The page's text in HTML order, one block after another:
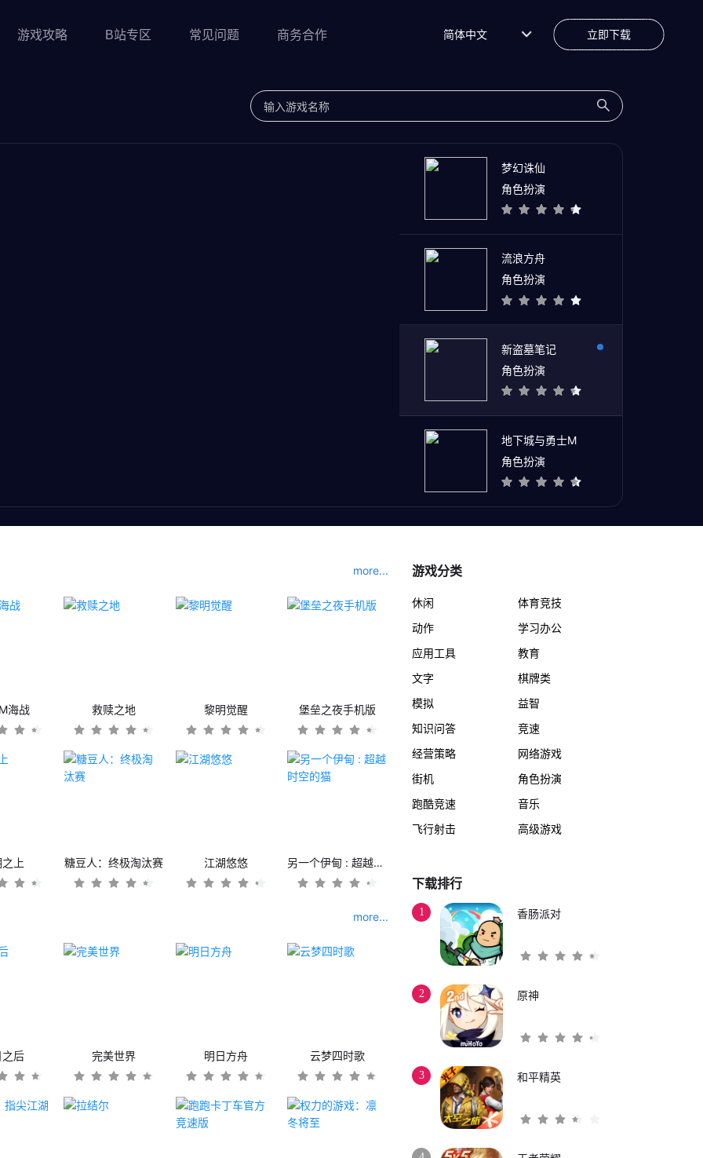
游戏攻略 B站专区 常见问题 商务合作 简体中文 立即下载
梦幻诛仙
角色扮演
流浪方舟
角色扮演
新盗墓笔记
角色扮演
地下城与勇士M
角色扮演
more...
海战 救赎之地 黎明觉醒 堡垒之夜手机版
上 糖豆人：终极淘汰赛 江湖悠悠 另一个伊甸 : 超越时空的猫
more...
后 完美世界 明日方舟 云梦四时歌
游戏分类
休闲
体育竞技
动作
学习办公
应用工具
教育
文字
棋牌类
模拟
益智
知识问答
竞速
经营策略
网络游戏
街机
角色扮演
跑酷竞速
音乐
飞行射击
高级游戏
下载排行
1 香肠派对
2 原神
3 和平精英